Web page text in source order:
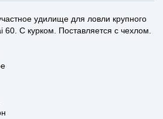
удилище для ловли крупного
С курком. Поставляется с чехлом.